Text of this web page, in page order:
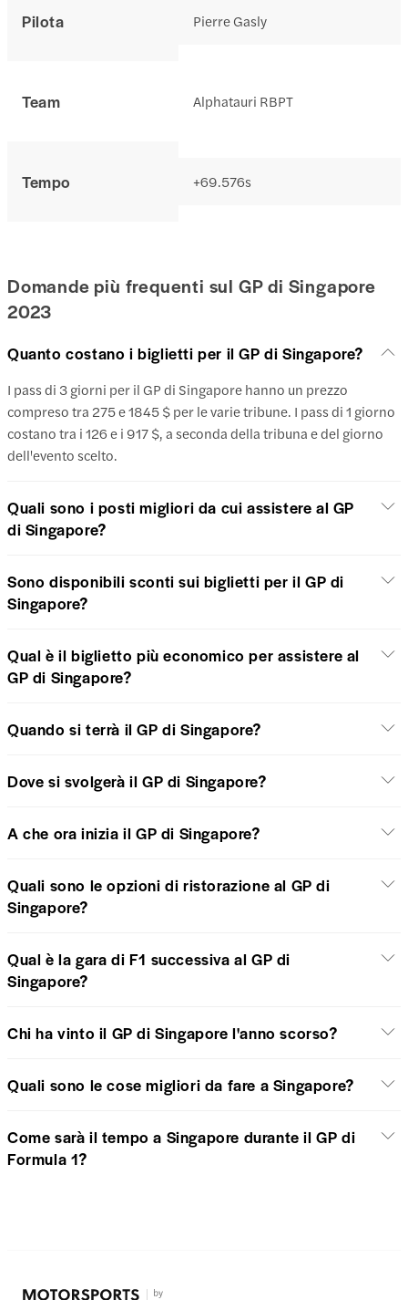
Pilota
Team
Tempo
Pierre Gasly
Alphatauri RBPT
+69.576s
Domande più frequenti sul GP di Singapore
2023
Quanto costano i biglietti per il GP di Singapore?
I pass di 3 giorni per il GP di Singapore hanno un prezzo
compreso tra 275 e 1845 $ per le varie tribune. I pass di 1 giorno
costano tra i 126 e i 917 $, a seconda della tribuna e del giorno
dell'evento scelto.
Quali sono i posti migliori da cui assistere al GP
di Singapore?
Sono disponibili sconti sui biglietti per il GP di
Singapore?
Qual è il biglietto più economico per assistere al
GP di Singapore?
Quando si terrà il GP di Singapore?
Dove si svolgerà il GP di Singapore?
A che ora inizia il GP di Singapore?
Quali sono le opzioni di ristorazione al GP di
Singapore?
Qual è la gara di F1 successiva al GP di
Singapore?
Chi ha vinto il GP di Singapore l'anno scorso?
Quali sono le cose migliori da fare a Singapore?
Come sarà il tempo a Singapore durante il GP di
Formula 1?